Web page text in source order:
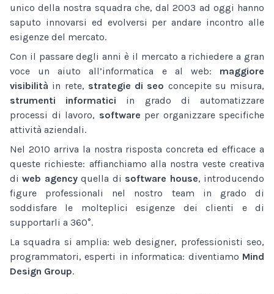
unico della nostra squadra che, dal 2003 ad oggi hanno
saputo innovarsi ed evolversi per andare incontro alle
esigenze del mercato.
Con il passare degli anni è il mercato a richiedere a gran
voce un aiuto all’informatica e al web: maggiore
visibilità in rete, strategie di seo concepite su misura,
strumenti informatici in grado di automatizzare
processi di lavoro, software per organizzare specifiche
attività aziendali.
Nel 2010 arriva la nostra risposta concreta ed efficace a
queste richieste: affianchiamo alla nostra veste creativa
diweb agencyquella di software house, introducendo
figure professionali nel nostro team in grado di
soddisfare le molteplici esigenze dei clienti e di
supportarli a 360°.
La squadra si amplia: web designer, professionisti seo,
programmatori, esperti in informatica: diventiamo Mind
Design Group.